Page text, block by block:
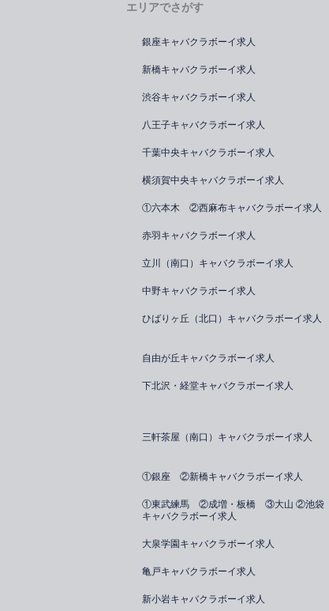
エリアでさがす
銀座キャバクラボーイ求人
新橋キャバクラボーイ求人
渋谷キャバクラボーイ求人
八王子キャバクラボーイ求人
千葉中央キャバクラボーイ求人
横須賀中央キャバクラボーイ求人
①六本木 ②西麻布キャバクラボーイ求人
赤羽キャバクラボーイ求人
立川（南口）キャバクラボーイ求人
中野キャバクラボーイ求人
ひばりヶ丘（北口）キャバクラボーイ求人
自由が丘キャバクラボーイ求人
下北沢・経堂キャバクラボーイ求人
三軒茶屋（南口）キャバクラボーイ求人
①銀座 ②新橋キャバクラボーイ求人
①東武練馬 ②成増・板橋 ③大山 ②池袋
キャバクラボーイ求人
大泉学園キャバクラボーイ求人
亀戸キャバクラボーイ求人
新小岩キャバクラボーイ求人